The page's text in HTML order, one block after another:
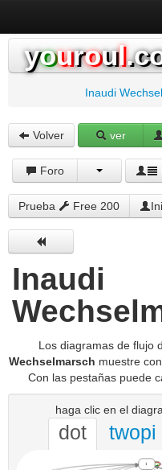
youroul
Inaudi
Volver ver
Foro
Prueba Free 200
Inaudi
Los diagramas de flujo
Wechselmarsch muestre
Con las pestañas puede
haga clic en el
dot twopi